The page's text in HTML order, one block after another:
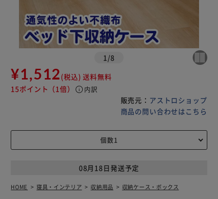
1 /8
¥1,512 (税込) 送料無料
15ポイント （1倍） info 内訳
販売元： アストロショップ
商品の問い合わせはこちら
08月18日発送予定
HOME 寝具・インテリア 収納用品 収納ケース・ボックス